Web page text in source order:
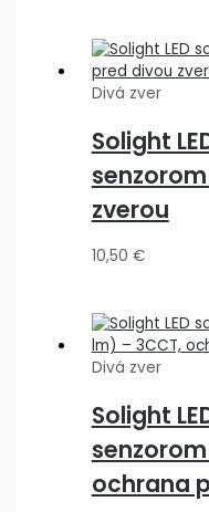
Divá zver
Solight
zverou
10,50 €
Divá zver
Solight
senzorom
ochrana